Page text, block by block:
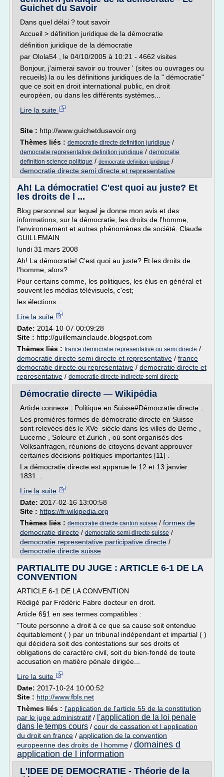
Guichet du Savoir
Dans quel délai ? tout savoir
Accueil > définition juridique de la démocratie
définition juridique de la démocratie
par Olola54 , le 04/10/2005 à 10:21 - 4662 visites
Bonjour, j'aimerai savoir ou trouver ' (sites ou ouvrages ou
recueils) la ou les définitions juridiques de la " démocratie"
que ce soit en droit international public, en droit
européen, ou dans les différents systèmes...
Lire la suite
Site : http://www.guichetdusavoir.org
Thèmes liés : democratie directe definition juridique /
democratie representative definition juridique / democratie
definition science politique / democratie definition juridique /
democratie directe semi directe et representative
Ah! La démocratie! C'est quoi au juste? Et
les droits de l ...
Blog personnel sur lequel je donne mon avis et des
informations, sur la démocratie, les droits de l'homme,
l'environnement et autres phénomènes de société. Claude
GUILLEMAIN
lundi 31 mars 2008
Ah! La démocratie! C'est quoi au juste? Et les droits de
l'homme, alors?
Pour certains comme, les politiques, les élus en général et
souvent les médias télévisuels, c'est;
les élections...
Lire la suite
Date: 2014-10-07 00:09:28
Site : http://guillemainclaude.blogspot.com
Thèmes liés : france democratie representative ou semi directe /
democratie directe semi directe et representative / france
democratie directe ou representative / democratie directe et
representative / democratie directe indirecte semi directe
Démocratie directe — Wikipédia
Article connexe : Politique en Suisse#Démocratie directe .
Les premières formes de démocratie directe en Suisse
sont relevées dès le XVe siècle dans les villes de Berne ,
Lucerne , Soleure et Zurich , où sont organisés des
Volksanfragen, réunions de citoyens devant approuver
certaines décisions politiques importantes [11] .
La démocratie directe est apparue le 12 et 13 janvier
1831...
Lire la suite
Date: 2017-02-16 13:00:58
Site : https://fr.wikipedia.org
Thèmes liés : democratie directe canton suisse / formes de
democratie directe / democratie semi directe suisse /
democratie representative participative directe /
democratie directe suisse
PARTIALITE DU JUGE : ARTICLE 6-1 DE LA
CONVENTION
ARTICLE 6-1 DE LA CONVENTION
Rédigé par Frédéric Fabre docteur en droit.
Article 6§1 en ses termes compatibles :
"Toute personne a droit à ce que sa cause soit entendue
équitablement ( ) par un tribunal indépendant et impartial ( )
qui décidera soit des contestations sur ses droits et
obligations de caractère civil, soit du bien-fondé de toute
accusation en matière pénale dirigée...
Lire la suite
Date: 2017-10-24 10:00:52
Site : http://www.fbls.net
Thèmes liés : l'application de l'article 55 de la constitution
par le juge administratif / l'application de la loi penale
dans le temps cours / cour de cassation et l application
du droit en france / application de la convention
europeenne des droits de l homme / domaines d
application de l information
L'IDEE DE DEMOCRATIE - Théorie de la